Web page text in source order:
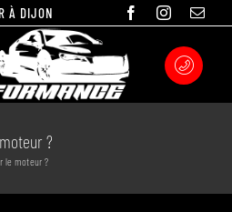
À DIJON
?
le moteur ?